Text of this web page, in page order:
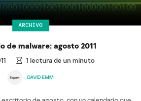
ARCHIVO
de malware: agosto 2011
1 lectura de un minuto
DAVID EMM